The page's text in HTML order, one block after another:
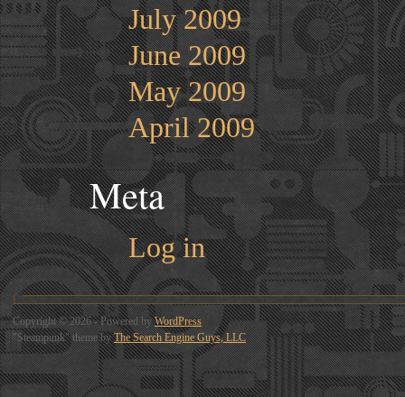
July 2009
June 2009
May 2009
April 2009
Meta
Log in
Copyright © 2026 - Powered byWordPress
"Steampunk" theme byThe Search Engine Guys, LLC